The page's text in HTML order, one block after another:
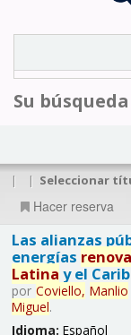
Su
| | Seleccionar
Hacer reserva
Las alianzas
energías
Latina y el
por Coviello, Manlio
Miguel.
Idioma: Español